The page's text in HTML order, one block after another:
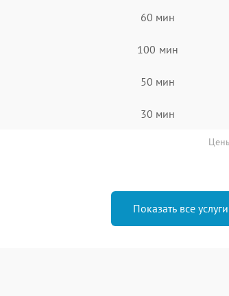
60 мин
100 мин
50 мин
30 мин
Показать все услуги